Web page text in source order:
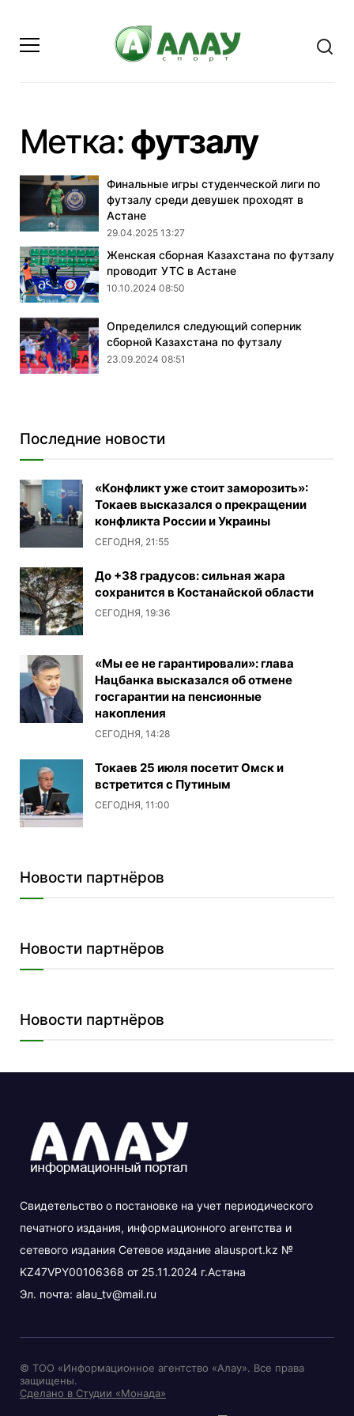
Метка: футзалу-
Финальные игры студенческой лиги по
футзалу среди девушек проходят в
Астане
29.04.2025 13:27
Женская сборная Казахстана по футзалу
проводит УТС в Астане
10.10.2024 08:50
Определился следующий соперник
сборной Казахстана по футзалу
23.09.2024 08:51
Последние новости
«Конфликт уже стоит заморозить»:
Токаев высказался о прекращении
конфликта России и Украины
СЕГОДНЯ, 21:55
До +38 градусов: сильная жара
сохранится в Костанайской области
СЕГОДНЯ, 19:36
«Мы ее не гарантировали»: глава
Нацбанка высказался об отмене
госгарантии на пенсионные
накопления
СЕГОДНЯ, 14:28
Токаев 25 июля посетит Омск и
встретится с Путиным
СЕГОДНЯ, 11:00
Новости партнёров
Новости партнёров
Новости партнёров
Свидетельство о постановке на учет периодического
печатного издания, информационного агентства и
сетевого издания Сетевое издание alausport.kz №
KZ47VPY00106368 от 25.11.2024 г.Астана
Эл. почта: alau_tv@mail.ru
© ТОО «Информационное агентство «Алау». Все права
защищены.
Сделано в Студии «Монада»